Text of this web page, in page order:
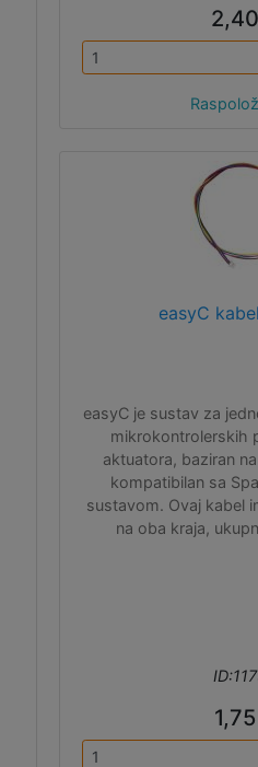
easyC
easyC je sustav za
mikrokontrolerskih
aktuatora, baziran
kompatibilan sa
sustavom. Ovaj kabel
na oba kraja,